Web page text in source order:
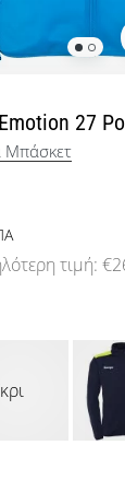
27
Μπάσκετ
τιμή: